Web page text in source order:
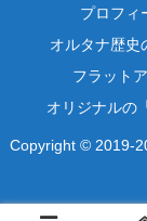
プロフィ
オルタナ歴史
フラット
オリジナルの
Copyright © 2019-